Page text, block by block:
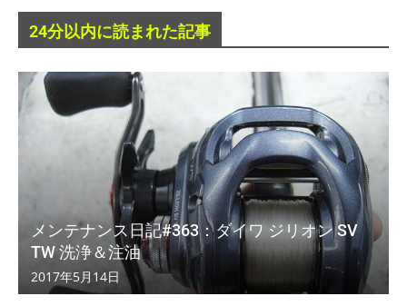
24分以内に読まれた記事
メンテナンス日記#363：ダイワ ジリオン SV
TW 洗浄＆注油
2017年5月14日